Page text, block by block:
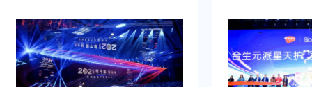
并营造良好的品牌形象。再者得做
到：增加曝光度，吸引目标消费群
体，提高知名度，通过活动推动初期
销售。可是鉴于不具备充足的渠道和
畅、观众参与符
有担心策划公司
经验不足，影响
需得慎重决计。